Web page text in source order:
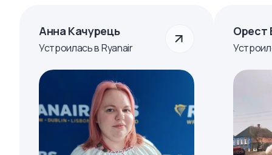
Анна Качурець
Устроилась в Ryanair
Орест